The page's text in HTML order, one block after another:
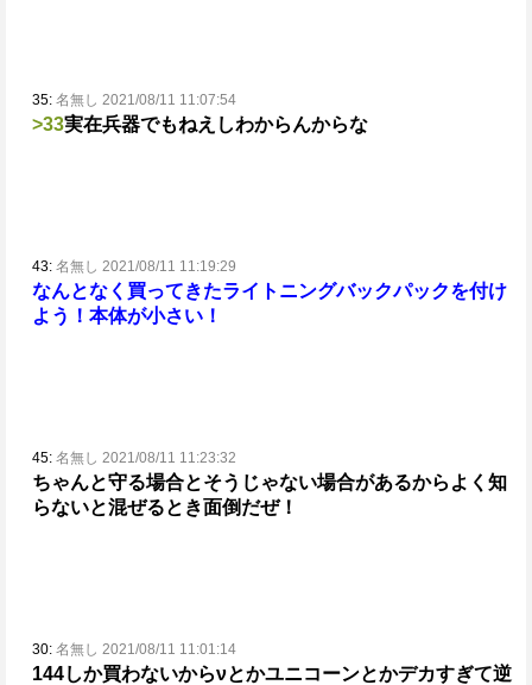
35: 名無し 2021/08/11 11:07:54
>33実在兵器でもねえしわからんからな
43: 名無し 2021/08/11 11:19:29
なんとなく買ってきたライトニングバックパックを付け
よう！ 本体が小さい！
45: 名無し 2021/08/11 11:23:32
ちゃんと守る場合とそうじゃない場合があるからよく知
らないと混ぜるとき面倒だぜ！
30: 名無し 2021/08/11 11:01:14
144しか買わないからνとかユニコーンとかデカすぎて逆